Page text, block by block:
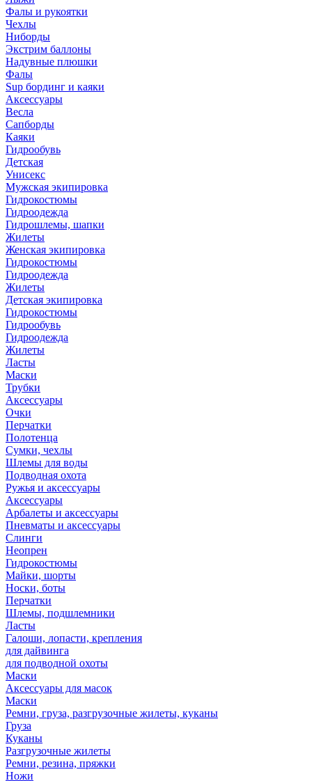
Фалы и рукоятки
Чехлы
Ниборды
Экстрим баллоны
Надувные плюшки
Фалы
Sup бординг и каяки
Аксессуары
Весла
Сапборды
Каяки
Гидрообувь
Детская
Унисекс
Мужская экипировка
Гидрокостюмы
Гидроодежда
Гидрошлемы, шапки
Жилеты
Женская экипировка
Гидрокостюмы
Гидроодежда
Жилеты
Детская экипировка
Гидрокостюмы
Гидрообувь
Гидроодежда
Жилеты
Ласты
Маски
Трубки
Аксессуары
Очки
Перчатки
Полотенца
Сумки, чехлы
Шлемы для воды
Подводная охота
Ружья и аксессуары
Аксессуары
Арбалеты и аксессуары
Пневматы и аксессуары
Слинги
Неопрен
Гидрокостюмы
Майки, шорты
Носки, боты
Перчатки
Шлемы, подшлемники
Ласты
Галоши, лопасти, крепления
для дайвинга
для подводной охоты
Маски
Аксессуары для масок
Маски
Ремни, груза, разгрузочные жилеты, куканы
Груза
Куканы
Разгрузочные жилеты
Ремни, резина, пряжки
Ножи